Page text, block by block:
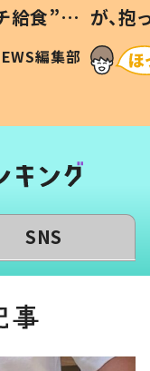
給食”を
和の親
編集部
が、
「涙が
い」
SNS